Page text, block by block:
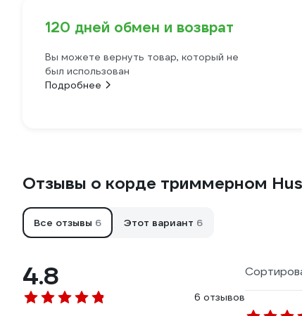
120 дней обмен и возврат
Вы можете вернуть товар, который не
был использован
Подробнее
Отзывы о корде триммерном
Все отзывы 6 Этот вариант 6
4.8
6 отзывов